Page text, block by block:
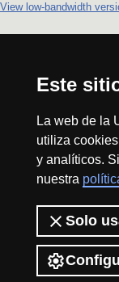
Este
La web de la
utiliza
y analíticos.
nuestra
Solo
View low-bandwidth